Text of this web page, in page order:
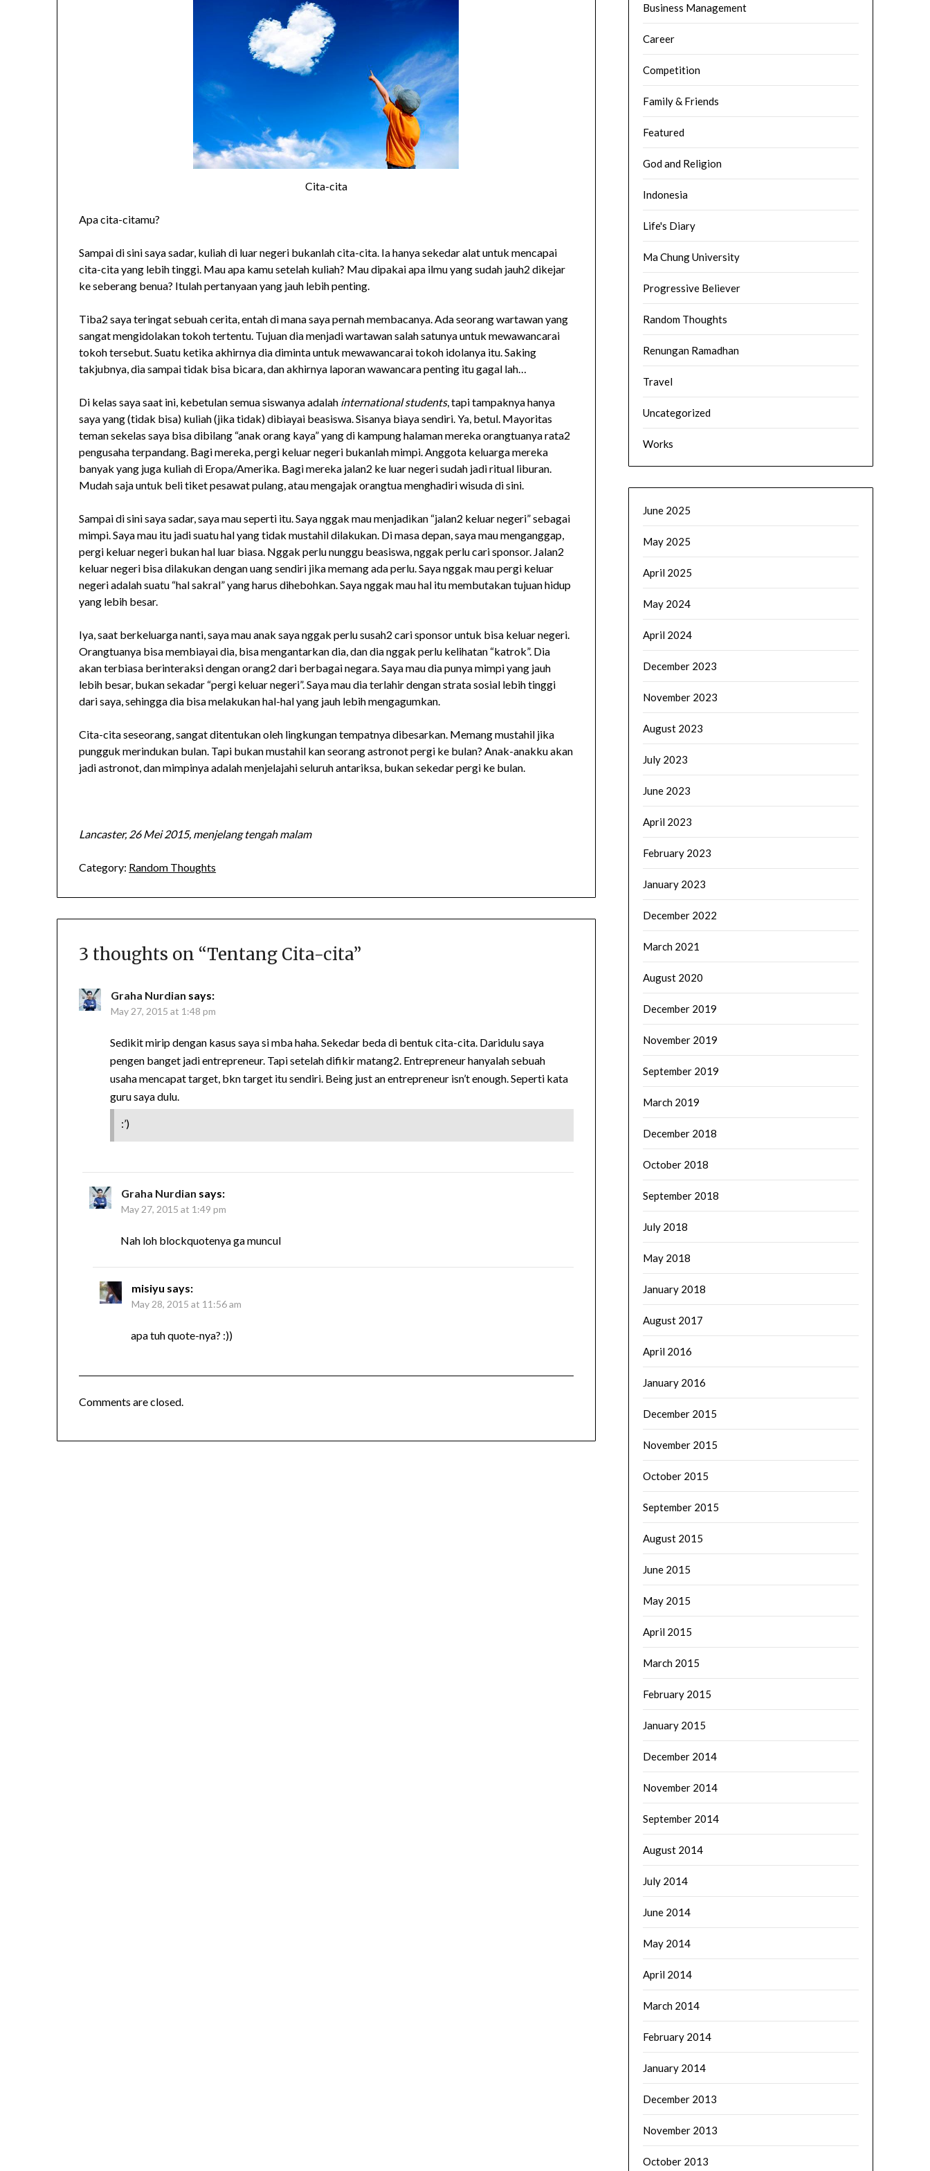
Cita-cita
Apa cita-citamu?
Sampai di sini saya sadar, kuliah di luar negeri bukanlah cita-cita. Ia hanya sekedar alat untuk mencapai
cita-cita yang lebih tinggi. Mau apa kamu setelah kuliah? Mau dipakai apa ilmu yang sudah jauh2 dikejar
ke seberang benua? Itulah pertanyaan yang jauh lebih penting.
Tiba2 saya teringat sebuah cerita, entah di mana saya pernah membacanya. Ada seorang wartawan yang
sangat mengidolakan tokoh tertentu. Tujuan dia menjadi wartawan salah satunya untuk mewawancarai
tokoh tersebut. Suatu ketika akhirnya dia diminta untuk mewawancarai tokoh idolanya itu. Saking
takjubnya, dia sampai tidak bisa bicara, dan akhirnya laporan wawancara penting itu gagal lah…
Di kelas saya saat ini, kebetulan semua siswanya adalah international students, tapi tampaknya hanya
saya yang (tidak bisa) kuliah (jika tidak) dibiayai beasiswa. Sisanya biaya sendiri. Ya, betul. Mayoritas
teman sekelas saya bisa dibilang “anak orang kaya” yang di kampung halaman mereka orangtuanya rata2
pengusaha terpandang. Bagi mereka, pergi keluar negeri bukanlah mimpi. Anggota keluarga mereka
banyak yang juga kuliah di Eropa/Amerika. Bagi mereka jalan2 ke luar negeri sudah jadi ritual liburan.
Mudah saja untuk beli tiket pesawat pulang, atau mengajak orangtua menghadiri wisuda di sini.
Sampai di sini saya sadar, saya mau seperti itu. Saya nggak mau menjadikan “jalan2 keluar negeri” sebagai
mimpi. Saya mau itu jadi suatu hal yang tidak mustahil dilakukan. Di masa depan, saya mau menganggap,
pergi keluar negeri bukan hal luar biasa. Nggak perlu nunggu beasiswa, nggak perlu cari sponsor. Jalan2
keluar negeri bisa dilakukan dengan uang sendiri jika memang ada perlu. Saya nggak mau pergi keluar
negeri adalah suatu “hal sakral” yang harus dihebohkan. Saya nggak mau hal itu membutakan tujuan hidup
yang lebih besar.
Iya, saat berkeluarga nanti, saya mau anak saya nggak perlu susah2 cari sponsor untuk bisa keluar negeri.
Orangtuanya bisa membiayai dia, bisa mengantarkan dia, dan dia nggak perlu kelihatan “katrok”. Dia
akan terbiasa berinteraksi dengan orang2 dari berbagai negara. Saya mau dia punya mimpi yang jauh
lebih besar, bukan sekadar “pergi keluar negeri”. Saya mau dia terlahir dengan strata sosial lebih tinggi
dari saya, sehingga dia bisa melakukan hal-hal yang jauh lebih mengagumkan.
Cita-cita seseorang, sangat ditentukan oleh lingkungan tempatnya dibesarkan. Memang mustahil jika
pungguk merindukan bulan. Tapi bukan mustahil kan seorang astronot pergi ke bulan? Anak-anakku akan
jadi astronot, dan mimpinya adalah menjelajahi seluruh antariksa, bukan sekedar pergi ke bulan.
Lancaster, 26 Mei 2015, menjelang tengah malam
Category: Random Thoughts
3 thoughts on “Tentang Cita-cita”
Graha Nurdian says:
May 27, 2015 at 1:48 pm
Sedikit mirip dengan kasus saya si mba haha. Sekedar beda di bentuk cita-cita. Daridulu saya
pengen banget jadi entrepreneur. Tapi setelah difikir matang2. Entrepreneur hanyalah sebuah
usaha mencapat target, bkn target itu sendiri. Being just an entrepreneur isn’t enough. Seperti kata
guru saya dulu.
:’)
Graha Nurdian says:
May 27, 2015 at 1:49 pm
Nah loh blockquotenya ga muncul
misiyu says:
May 28, 2015 at 11:56 am
apa tuh quote-nya? :))
Comments are closed.
Business Management
Career
Competition
Family & Friends
Featured
God and Religion
Indonesia
Life's Diary
Ma Chung University
Progressive Believer
Random Thoughts
Renungan Ramadhan
Travel
Uncategorized
Works
June 2025
May 2025
April 2025
May 2024
April 2024
December 2023
November 2023
August 2023
July 2023
June 2023
April 2023
February 2023
January 2023
December 2022
March 2021
August 2020
December 2019
November 2019
September 2019
March 2019
December 2018
October 2018
September 2018
July 2018
May 2018
January 2018
August 2017
April 2016
January 2016
December 2015
November 2015
October 2015
September 2015
August 2015
June 2015
May 2015
April 2015
March 2015
February 2015
January 2015
December 2014
November 2014
September 2014
August 2014
July 2014
June 2014
May 2014
April 2014
March 2014
February 2014
January 2014
December 2013
November 2013
October 2013